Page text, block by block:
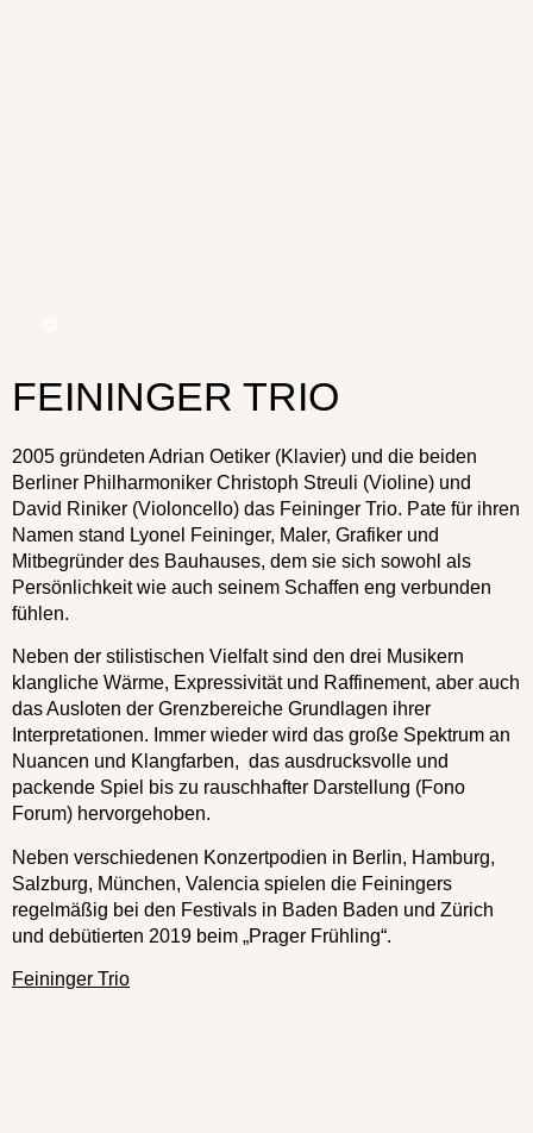
FEININGER TRIO
2005 gründeten Adrian Oetiker (Klavier) und die beiden
Berliner Philharmoniker Christoph Streuli (Violine) und
David Riniker (Violoncello) das Feininger Trio. Pate für ihren
Namen stand Lyonel Feininger, Maler, Grafiker und
Mitbegründer des Bauhauses, dem sie sich sowohl als
Persönlichkeit wie auch seinem Schaffen eng verbunden
fühlen.
Neben der stilistischen Vielfalt sind den drei Musikern
klangliche Wärme, Expressivität und Raffinement, aber auch
das Ausloten der Grenzbereiche Grundlagen ihrer
Interpretationen. Immer wieder wird das große Spektrum an
Nuancen und Klangfarben, das ausdrucksvolle und
packende Spiel bis zu rauschhafter Darstellung (Fono
Forum) hervorgehoben.
Neben verschiedenen Konzertpodien in Berlin, Hamburg,
Salzburg, München, Valencia spielen die Feiningers
regelmäßig bei den Festivals in Baden Baden und Zürich
und debütierten 2019 beim „Prager Frühling“.
Feininger Trio